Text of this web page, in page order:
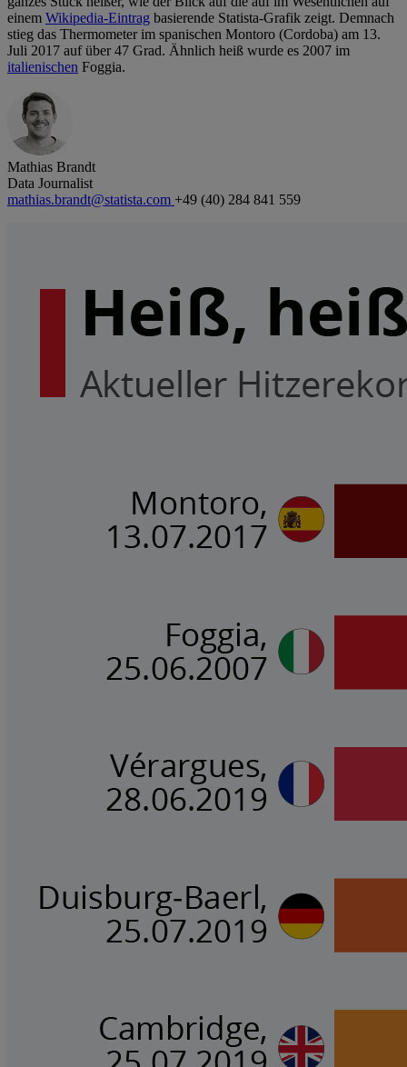
einem Wikipedia-Eintrag basierende Statista-Grafik zeigt. Demnach
stieg das Thermometer im spanischen Montoro (Cordoba) am 13.
Juli 2017 auf über 47 Grad. Ähnlich heiß wurde es 2007 im
italienischen Foggia.
Mathias Brandt
Data Journalist
mathias.brandt@statista.com +49 (40) 284 841 559